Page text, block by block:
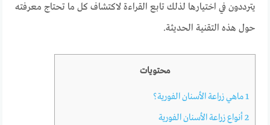
يترددون في اختيارها لذلك تابع القراءة لاكتشاف كل ما تحتاج معرفته
حول هذه التقنية الحديثة.
محتويات
1ماهي زراعة الأسنان الفورية؟
2أنواع زراعة الأسنان الفورية